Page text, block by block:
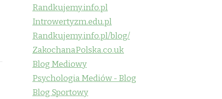
Randkujemy.info.pl
Introwertyzm.edu.pl
Randkujemy.info.pl/blog/
ZakochanaPolska.co.uk
Blog Mediowy
Psychologia Mediów - Blog
Blog Sportowy